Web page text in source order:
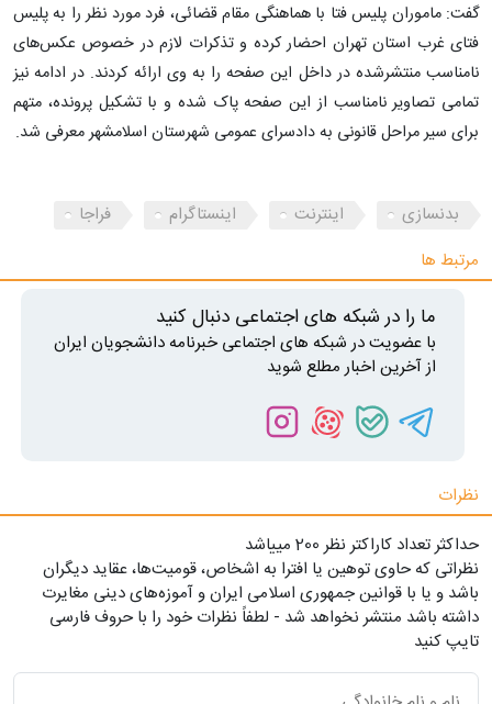
گفت: ماموران پلیس فتا با هماهنگی مقام قضائی، فرد مورد نظر را به پلیس
فتای غرب استان تهران احضار کرده و تذکرات لازم در خصوص عکس‌های
نامناسب منتشرشده در داخل این صفحه را به وی ارائه کردند. در ادامه نیز
تمامی تصاویر نامناسب از این صفحه پاک شده و با تشکیل پرونده، متهم
برای سیر مراحل قانونی به دادسرای عمومی شهرستان اسلامشهر معرفی شد.
بدنسازی اینترنت اینستاگرام
فراجا
مرتبط ها
ما را در شبکه های اجتماعی دنبال کنید
با عضویت در شبکه های اجتماعی خبرنامه دانشجویان ایران
از آخرین اخبار مطلع شوید
نظرات
حداکثر تعداد کاراکتر نظر 200 ميياشد
نظراتی که حاوی توهین یا افترا به اشخاص، قومیت‌ها، عقاید دیگران
باشد و یا با قوانین جمهوری اسلامی ایران و آموزه‌های دینی مغایرت
داشته باشد منتشر نخواهد شد - لطفاً نظرات خود را با حروف فارسی
تایپ کنید